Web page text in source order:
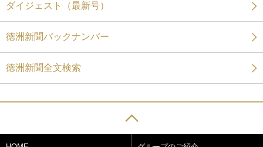
ダイジェスト（最新号）
徳洲新聞バックナンバー
徳洲新聞全文検索